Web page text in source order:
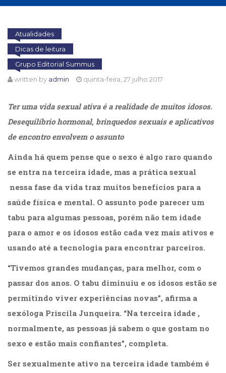
Vivências
Ciências
Sociais
(102)
Cinema
Comportamento
Comunicação
(232)
e
Movimento
Crescimento
Interior
Criatividade
(14)
Culinária,
(14)
Negócios
(31)
Educação
Educação
Especial
(39)
(47)
Atualidades
Dicas de leitura
Grupo Editorial Summus
written by admin quinta-feira, 27 julho 2017
Ter uma vida sexual ativa é a realidade de muitos idosos.
Desequilíbrio hormonal, brinquedos sexuais e aplicativos
de encontro envolvem o assunto
Ainda há quem pense que o sexo é algo raro quando
se entra na terceira idade, mas a prática sexual
nessa fase da vida traz muitos benefícios para a
saúde física e mental. O assunto pode parecer um
tabu para algumas pessoas, porém não tem idade
para o amor e os idosos estão cada vez mais ativos e
usando até a tecnologia para encontrar parceiros.
“Tivemos grandes mudanças, para melhor, com o
passar dos anos. O tabu diminuiu e os idosos estão se
permitindo viver experiências novas”, afirma a
sexóloga Priscila Junqueira. “Na terceira idade ,
normalmente, as pessoas já sabem o que gostam no
sexo e estão mais confiantes”, completa.
Ser sexualmente ativo na terceira idade também é